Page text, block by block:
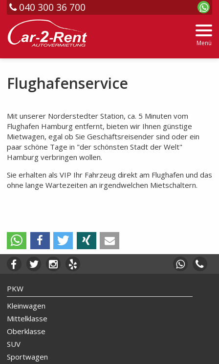
040 300 36 700
Menü
Flughafenservice
Mit unserer Norderstedter Station, ca. 5 Minuten vom
Flughafen Hamburg entfernt, bieten wir Ihnen günstige
Mietwagen, egal ob Sie Geschäftsreisender sind oder ein
paar schöne Tage in "der schönsten Stadt der Welt"
Hamburg verbringen wollen.
Sie erhalten als VIP Ihr Fahrzeug direkt am Flughafen und das
ohne lange Wartezeiten an irgendwelchen Mietschaltern.
PKW
Kleinwagen
Mittelklasse
Oberklasse
SUV
Sportwagen